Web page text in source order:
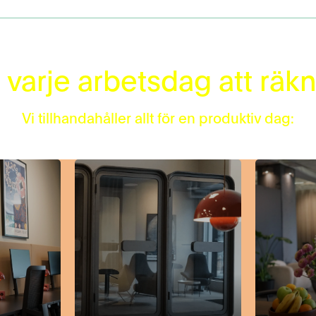
varje arbetsdag att
Vi tillhandahåller allt för en produktiv dag: